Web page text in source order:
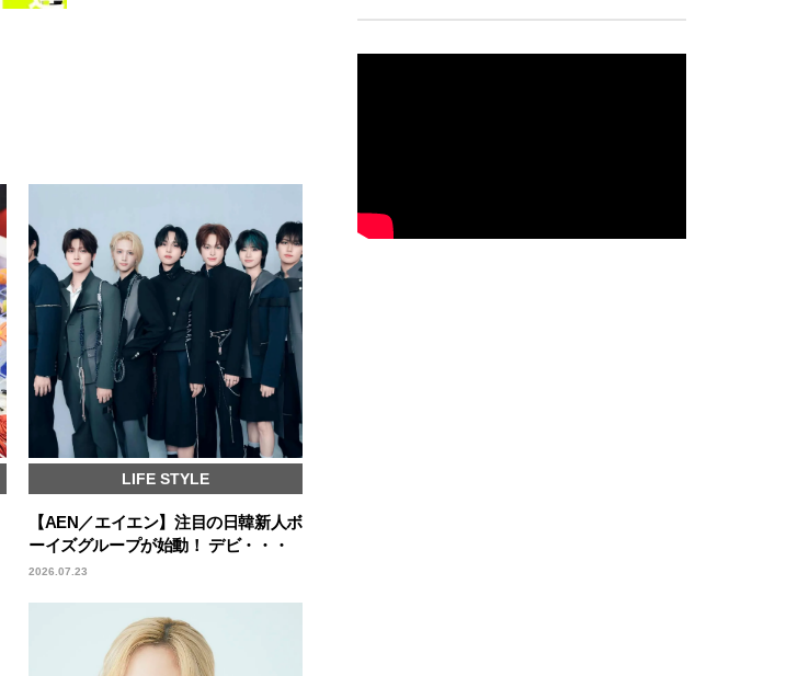
LIFE STYLE
【AEN／エイエン】注目の日韓新人ボ
ーイズグループが始動！ デビ・・・
2026.07.23